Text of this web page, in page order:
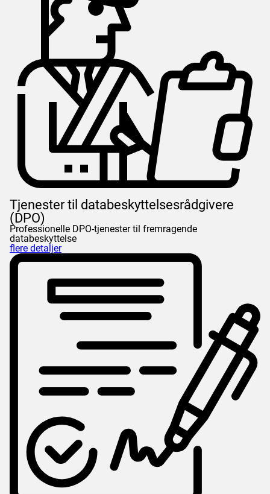
Tjenester til databeskyttelsesrådgivere
(DPO)
Professionelle DPO-tjenester til fremragende
databeskyttelse
flere detaljer